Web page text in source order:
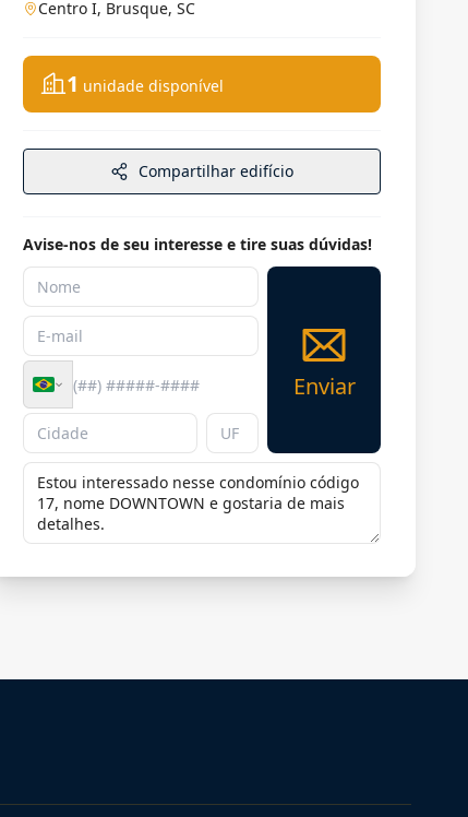
Centro I, Brusque, SC
1 unidade disponível
Compartilhar edifício
Avise-nos de seu interesse e tire suas dúvidas!
Enviar